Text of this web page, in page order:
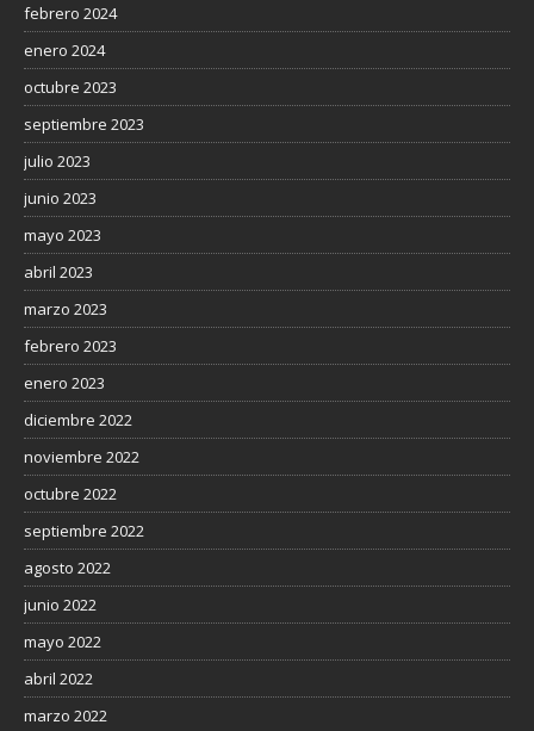
febrero 2024
enero 2024
octubre 2023
septiembre 2023
julio 2023
junio 2023
mayo 2023
abril 2023
marzo 2023
febrero 2023
enero 2023
diciembre 2022
noviembre 2022
octubre 2022
septiembre 2022
agosto 2022
junio 2022
mayo 2022
abril 2022
marzo 2022